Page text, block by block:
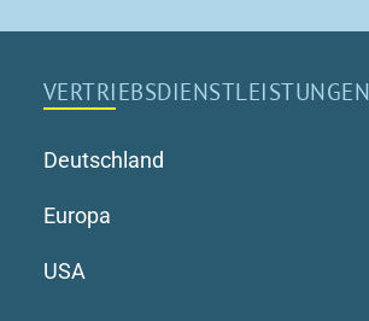
VERTRIEBS­DIENSTLEISTUNGEN
Deutschland
Europa
USA